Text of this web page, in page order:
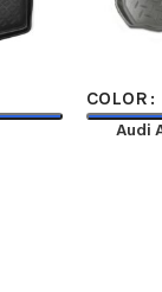
SELECT
COLOR
Audi